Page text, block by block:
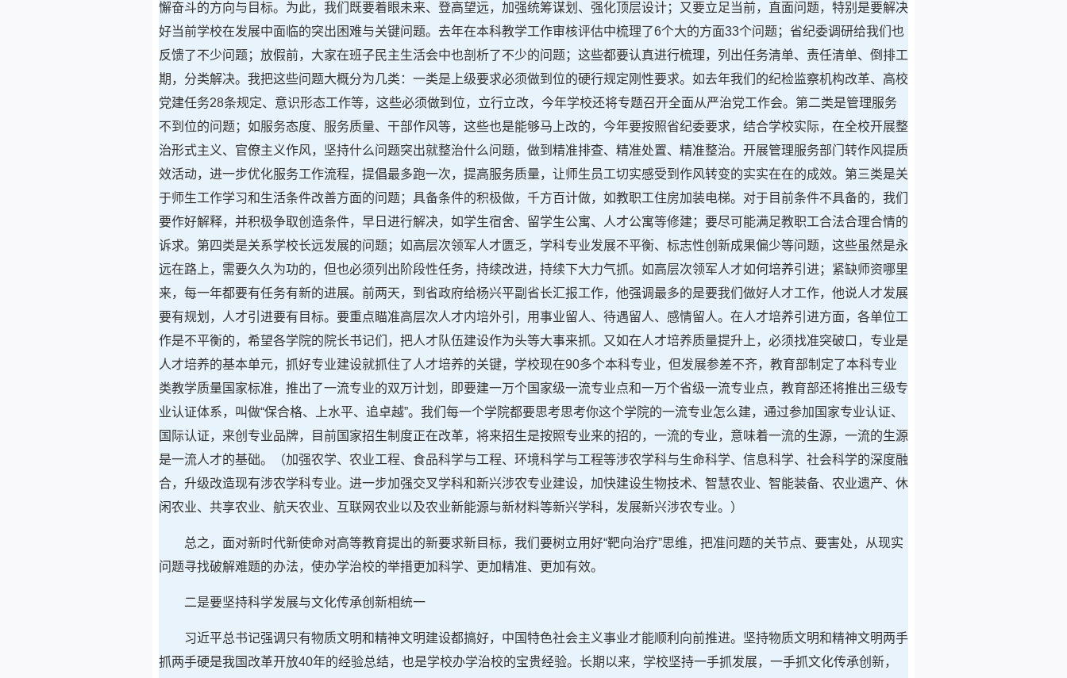
懈奋斗的方向与目标。为此，我们既要着眼未来、登高望远，加强统筹谋划、强化顶层设计；又要立足当前，直面问题，特别是要解决
好当前学校在发展中面临的突出困难与关键问题。去年在本科教学工作审核评估中梳理了6个大的方面33个问题；省纪委调研给我们也
反馈了不少问题；放假前，大家在班子民主生活会中也剖析了不少的问题；这些都要认真进行梳理，列出任务清单、责任清单、倒排工
期，分类解决。我把这些问题大概分为几类：一类是上级要求必须做到位的硬行规定刚性要求。如去年我们的纪检监察机构改革、高校
党建任务28条规定、意识形态工作等，这些必须做到位，立行立改，今年学校还将专题召开全面从严治党工作会。第二类是管理服务
不到位的问题；如服务态度、服务质量、干部作风等，这些也是能够马上改的，今年要按照省纪委要求，结合学校实际，在全校开展整
治形式主义、官僚主义作风，坚持什么问题突出就整治什么问题，做到精准排查、精准处置、精准整治。开展管理服务部门转作风提质
效活动，进一步优化服务工作流程，提倡最多跑一次，提高服务质量，让师生员工切实感受到作风转变的实实在在的成效。第三类是关
于师生工作学习和生活条件改善方面的问题；具备条件的积极做，千方百计做，如教职工住房加装电梯。对于目前条件不具备的，我们
要作好解释，并积极争取创造条件，早日进行解决，如学生宿舍、留学生公寓、人才公寓等修建；要尽可能满足教职工合法合理合情的
诉求。第四类是关系学校长远发展的问题；如高层次领军人才匮乏，学科专业发展不平衡、标志性创新成果偏少等问题，这些虽然是永
远在路上，需要久久为功的，但也必须列出阶段性任务，持续改进，持续下大力气抓。如高层次领军人才如何培养引进；紧缺师资哪里
来，每一年都要有任务有新的进展。前两天，到省政府给杨兴平副省长汇报工作，他强调最多的是要我们做好人才工作，他说人才发展
要有规划，人才引进要有目标。要重点瞄准高层次人才内培外引，用事业留人、待遇留人、感情留人。在人才培养引进方面，各单位工
作是不平衡的，希望各学院的院长书记们，把人才队伍建设作为头等大事来抓。又如在人才培养质量提升上，必须找准突破口，专业是
人才培养的基本单元，抓好专业建设就抓住了人才培养的关键，学校现在90多个本科专业，但发展参差不齐，教育部制定了本科专业
类教学质量国家标准，推出了一流专业的双万计划，即要建一万个国家级一流专业点和一万个省级一流专业点，教育部还将推出三级专
业认证体系，叫做“保合格、上水平、追卓越”。我们每一个学院都要思考思考你这个学院的一流专业怎么建，通过参加国家专业认证、
国际认证，来创专业品牌，目前国家招生制度正在改革，将来招生是按照专业来的招的，一流的专业，意味着一流的生源，一流的生源
是一流人才的基础。（加强农学、农业工程、食品科学与工程、环境科学与工程等涉农学科与生命科学、信息科学、社会科学的深度融
合，升级改造现有涉农学科专业。进一步加强交叉学科和新兴涉农专业建设，加快建设生物技术、智慧农业、智能装备、农业遗产、休
闲农业、共享农业、航天农业、互联网农业以及农业新能源与新材料等新兴学科，发展新兴涉农专业。）
总之，面对新时代新使命对高等教育提出的新要求新目标，我们要树立用好“靶向治疗”思维，把准问题的关节点、要害处，从现实
问题寻找破解难题的办法，使办学治校的举措更加科学、更加精准、更加有效。
二是要坚持科学发展与文化传承创新相统一
习近平总书记强调只有物质文明和精神文明建设都搞好，中国特色社会主义事业才能顺利向前推进。坚持物质文明和精神文明两手
抓两手硬是我国改革开放40年的经验总结，也是学校办学治校的宝贵经验。长期以来，学校坚持一手抓发展，一手抓文化传承创新，